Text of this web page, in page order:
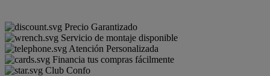
Precio Garantizado
Servicio de montaje disponible
Atención Personalizada
Financia tus compras fácilmente
Club Confo